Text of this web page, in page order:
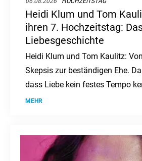
Heidi Klum und Tom
ihren 7. Hochzeitstag:
Liebesgeschichte
Heidi Klum und Tom Kaulitz:
Skepsis zur beständigen Ehe.
dass Liebe kein festes Tempo
Zweifel überdauern kann.
MEHR